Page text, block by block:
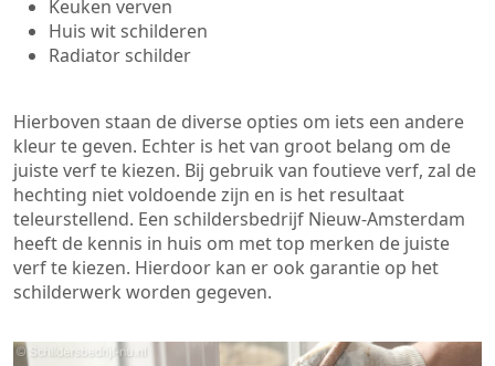
Keuken verven
Huis wit schilderen
Radiator schilder
Hierboven staan de diverse opties om iets een andere
kleur te geven. Echter is het van groot belang om de
juiste verf te kiezen. Bij gebruik van foutieve verf, zal de
hechting niet voldoende zijn en is het resultaat
teleurstellend. Een schildersbedrijf Nieuw-Amsterdam
heeft de kennis in huis om met top merken de juiste
verf te kiezen. Hierdoor kan er ook garantie op het
schilderwerk worden gegeven.